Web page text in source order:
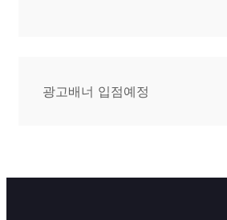
광고배너 입점예정